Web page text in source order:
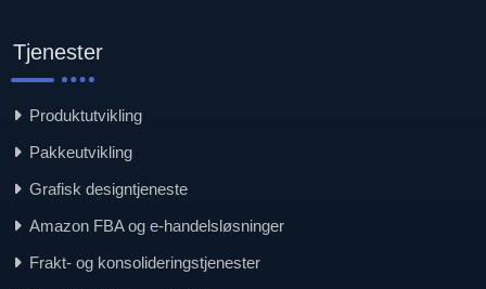
Tjenester
Produktutvikling
Pakkeutvikling
Grafisk designtjeneste
Amazon FBA og e-handelsløsninger
Frakt- og konsolideringstjenester